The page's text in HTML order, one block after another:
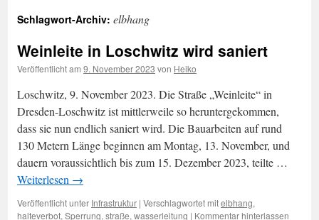
Schlagwort-Archiv: elbhang
Weinleite in Loschwitz wird saniert
Veröffentlicht am 9. November 2023 von Heiko
Loschwitz, 9. November 2023. Die Straße „Weinleite“ in
Dresden-Loschwitz ist mittlerweile so heruntergekommen,
dass sie nun endlich saniert wird. Die Bauarbeiten auf rund
130 Metern Länge beginnen am Montag, 13. November, und
dauern voraussichtlich bis zum 15. Dezember 2023, teilte …
Weiterlesen →
Veröffentlicht unter Infrastruktur | Verschlagwortet mitelbhang,
halteverbot, Sperrung, straße, wasserleitung | Kommentar hinterlassen